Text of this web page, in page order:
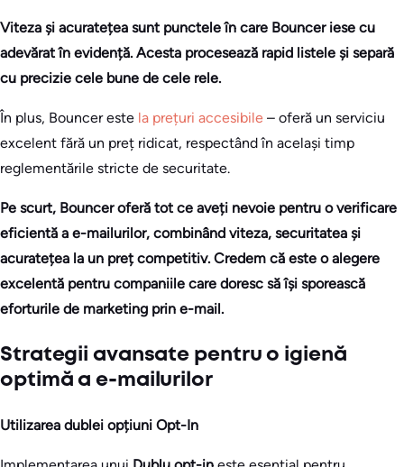
Viteza și acuratețea sunt punctele în care Bouncer iese cu
adevărat în evidență. Acesta procesează rapid listele și separă
cu precizie cele bune de cele rele.
În plus, Bouncer este la prețuri accesibile – oferă un serviciu
excelent fără un preț ridicat, respectând în același timp
reglementările stricte de securitate.
Pe scurt, Bouncer oferă tot ce aveți nevoie pentru o verificare
eficientă a e-mailurilor, combinând viteza, securitatea și
acuratețea la un preț competitiv. Credem că este o alegere
excelentă pentru companiile care doresc să își sporească
eforturile de marketing prin e-mail.
Strategii avansate pentru o igienă
optimă a e-mailurilor
Utilizarea dublei opțiuni Opt-In